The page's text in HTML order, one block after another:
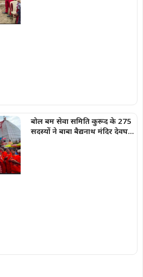
बोल बम सेवा समिति कुरूद के 275
सदस्यों ने बाबा बैद्यनाथ मंदिर देवघर